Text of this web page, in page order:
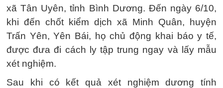
xã Tân Uyên, tỉnh Bình Dương. Đến ngày 6/10,
khi đến chốt kiểm dịch xã Minh Quân, huyện
Trấn Yên, Yên Bái, họ chủ động khai báo y tế,
được đưa đi cách ly tập trung ngay và lấy mẫu
xét nghiệm.
Sau khi có kết quả xét nghiệm dương tính